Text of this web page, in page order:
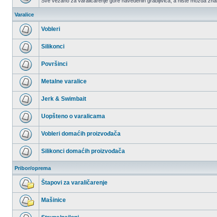
Varalice
Nema
nepročitanih
postova
Vobleri
Nema
nepročitanih
postova
Silikonci
Nema
nepročitanih
postova
Površinci
Nema
nepročitanih
postova
Metalne varalice
Nema
nepročitanih
postova
Jerk & Swimbait
Nema
nepročitanih
postova
Uopšteno o varalicama
Nema
nepročitanih
postova
Vobleri domaćih proizvođača
Nema
postova
Silikonci domaćih proizvođača
Pribor/oprema
Nema
nepročitanih
postova
Štapovi za varaličarenje
Nema
nepročitanih
Mašinice